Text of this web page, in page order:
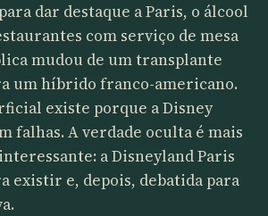
dar destaque a Paris, o álcool
com serviço de mesa
mudou de um transplante
um híbrido franco-americano.
existe porque a Disney
falhas. A verdade oculta é mais
a Disneyland Paris
existir e, depois, debatida para